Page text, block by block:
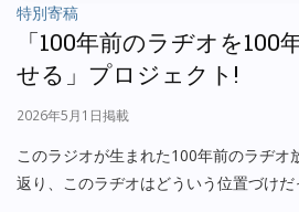
特別寄稿
「100年前のラヂオを100
せる」プロジェクト!
2026年5月1日掲載
このラジオが生まれた100年前のラヂオ
返り、このラヂオはどういう位置づけだ